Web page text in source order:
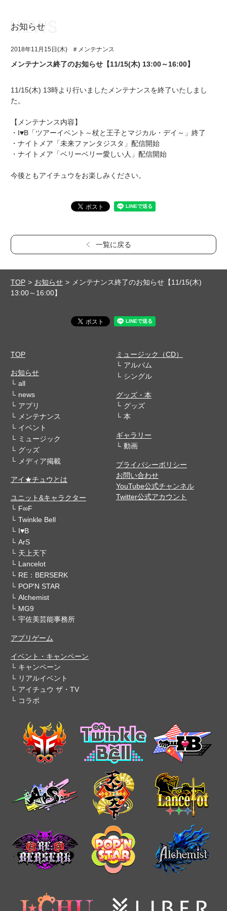
イベント・キャンペーン
ミュージック
グッズ・本
ギャラリー
アプリゲーム
イベント・キャンペーン
ミュージック
グッズ・本
お知らせ
2018年11月15日(木) ＃メンテナンス
メンテナンス終了のお知らせ【11/15(木) 13:00～16:00】
11/15(木) 13時より行いましたメンテナンスを終了いたしまし
た。
【メンテナンス内容】
・I♥B「ツアーイベント～杖と王子とマジカル・デイ～」終了
・ナイトメア「未来ファンタジスタ」配信開始
・ナイトメア「ベリーベリー愛しい人」配信開始
今後ともアイチュウをお楽しみください。
一覧に戻る
TOP お知らせ
メンテナンス終了のお知らせ【11/15(木)
13:00～16:00】
TOP
お知らせ
all
news
アプリ
メンテナンス
イベント
ミュージック
グッズ
メディア掲載
アイ★チュウとは
ユニット&キャラクター
F∞F
Twinkle Bell
I♥B
ArS
天上天下
Lancelot
RE：BERSERK
POP'N STAR
Alchemist
MG9
宇佐美芸能事務所
アプリゲーム
イベント・キャンペーン
キャンペーン
リアルイベント
アイチュウ ザ・TV
コラボ
ミュージック（CD）
アルバム
シングル
グッズ・本
グッズ
本
ギャラリー
動画
プライバシーポリシー
お問い合わせ
YouTube公式チャンネル
Twitter公式アカウント